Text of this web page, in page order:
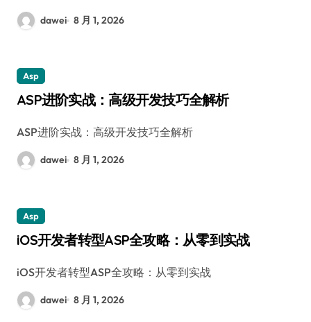
dawei 8 月 1, 2026
Asp
ASP进阶实战：高级开发技巧全解析
ASP进阶实战：高级开发技巧全解析
dawei 8 月 1, 2026
Asp
iOS开发者转型ASP全攻略：从零到实战
iOS开发者转型ASP全攻略：从零到实战
dawei 8 月 1, 2026